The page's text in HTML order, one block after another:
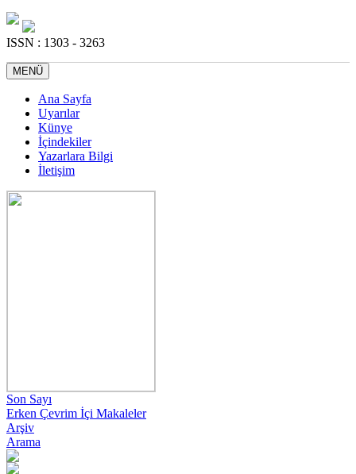
ISSN : 1303 - 3263
MENÜ
Ana Sayfa
Uyarılar
Künye
İçindekiler
Yazarlara Bilgi
İletişim
Son Sayı
Erken Çevrim İçi Makaleler
Arşiv
Arama